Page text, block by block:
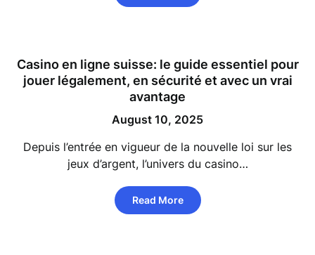
Casino en ligne suisse: le guide essentiel pour
jouer légalement, en sécurité et avec un vrai
avantage
August 10, 2025
Depuis l’entrée en vigueur de la nouvelle loi sur les
jeux d’argent, l’univers du casino…
Read More